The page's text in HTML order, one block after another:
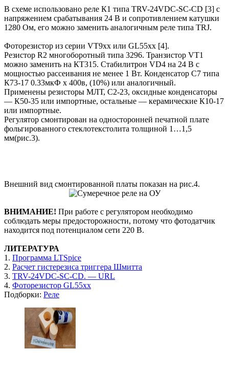
В схеме использовано реле К1 типа TRV-24VDC-SC-CD [3] с
напряжением срабатывания 24 В и сопротивлением катушки
1280 Ом, его можно заменить аналогичным реле типа TRJ.
Фоторезистор из серии VT9xx или GL55xx [4].
Резистор R2 многоборотный типа 3296. Транзистор VT1
можно заменить на КТ315. Стабилитрон VD4 на 24 В с
мощностью рассеивания не менее 1 Вт. Конденсатор С7 типа
К73-17 0.33мкФ х 400в, (10%) или аналогичный.
Применены резисторы МЛТ, С2-23, оксидные конденсаторы
— К50-35 или импортные, остальные — керамические К10-17
или импортные.
Регулятор смонтирован на односторонней печатной плате
фольгированного стеклотекстолита толщиной 1…1,5
мм(рис.3).
Внешний вид смонтированной платы показан на рис.4.
ВНИМАНИЕ! При работе с регулятором необходимо
соблюдать меры предосторожности, потому что фотодатчик
находится под потенциалом сети 220 В.
ЛИТЕРАТУРА
1. Программа LTSpice
2. Расчет гистерезиса триггера Шмитта
3. TRV-24VDC-SC-CD. — URL
4. Фоторезистор GL55xx
Подборки: Реле